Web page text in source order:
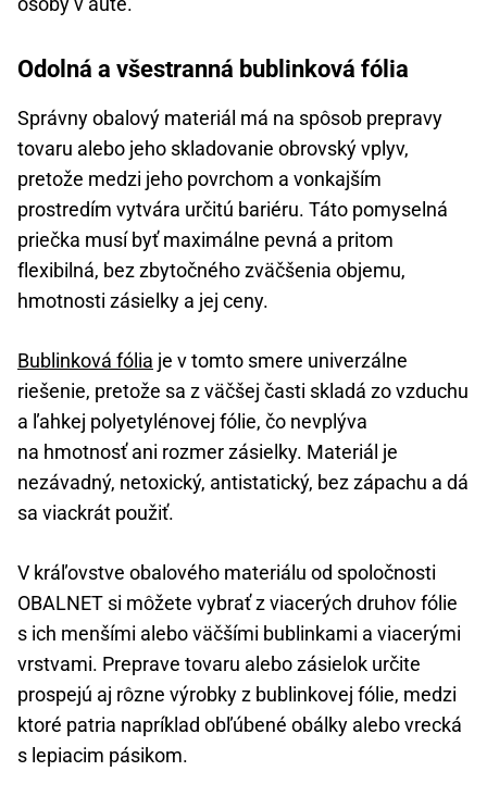
Odolná a všestranná bublinková fólia
Správny obalový materiál má na spôsob prepravy
tovaru alebo jeho skladovanie obrovský vplyv,
pretože medzi jeho povrchom a vonkajším
prostredím vytvára určitú bariéru. Táto pomyselná
priečka musí byť maximálne pevná a pritom
flexibilná, bez zbytočného zväčšenia objemu,
hmotnosti zásielky a jej ceny.
Bublinková fólia je v tomto smere univerzálne
riešenie, pretože sa z väčšej časti skladá zo vzduchu
a ľahkej polyetylénovej fólie, čo nevplýva
na hmotnosť ani rozmer zásielky. Materiál je
nezávadný, netoxický, antistatický, bez zápachu a dá
sa viackrát použiť.
V kráľovstve obalového materiálu od spoločnosti
OBALNET si môžete vybrať z viacerých druhov fólie
s ich menšími alebo väčšími bublinkami a viacerými
vrstvami. Preprave tovaru alebo zásielok určite
prospejú aj rôzne výrobky z bublinkovej fólie, medzi
ktoré patria napríklad obľúbené obálky alebo vrecká
s lepiacim pásikom.